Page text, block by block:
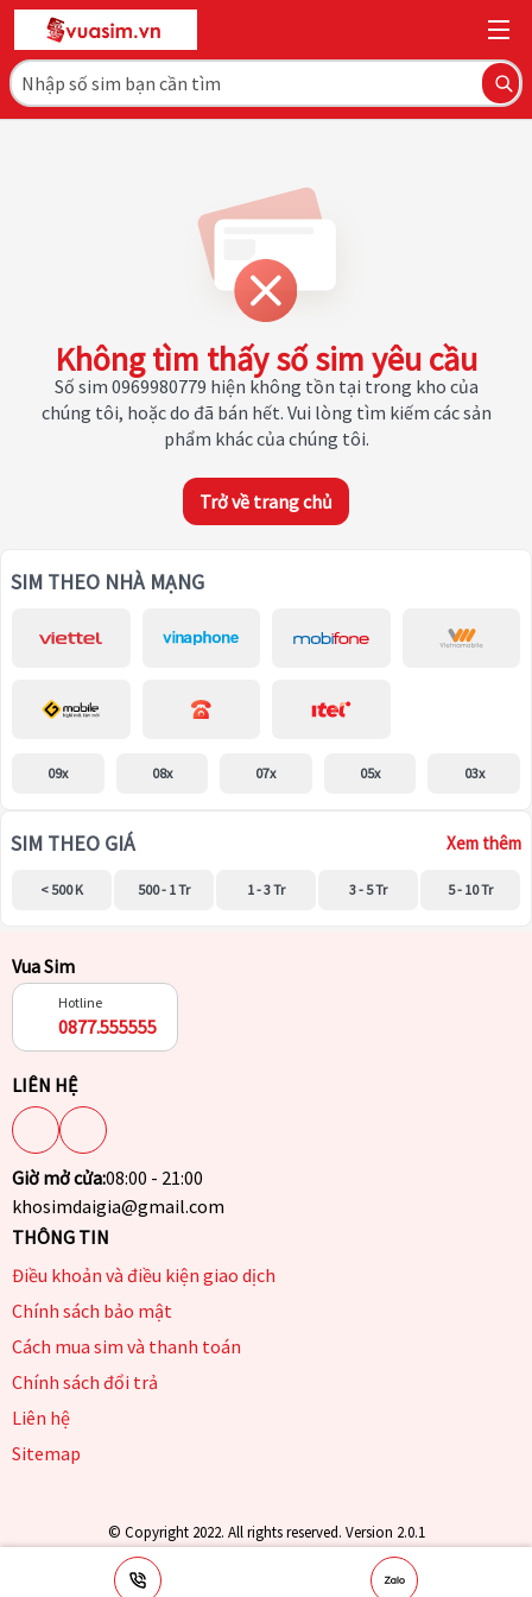
Không tìm thấy số sim yêu cầu
Số sim 0969980779 hiện không tồn tại trong kho của
chúng tôi, hoặc do đã bán hết. Vui lòng tìm kiếm các sản
phẩm khác của chúng tôi.
Trở về trang chủ
SIM THEO NHÀ MẠNG
09x 08x 07x 05x 03x
SIM THEO GIÁ Xem thêm
< 500 K 500 - 1 Tr 1 - 3 Tr 3 - 5 Tr 5 - 10 Tr
Vua Sim
Hotline
0877.555555
LIÊN HỆ
Giờ mở cửa:08:00 - 21:00
khosimdaigia@gmail.com
THÔNG TIN
Điều khoản và điều kiện giao dịch
Chính sách bảo mật
Cách mua sim và thanh toán
Chính sách đổi trả
Liên hệ
Sitemap
© Copyright 2022. All rights reserved. Version 2.0.1